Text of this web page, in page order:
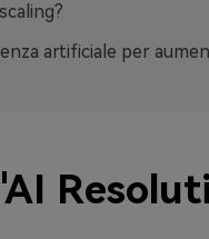
artificiale per